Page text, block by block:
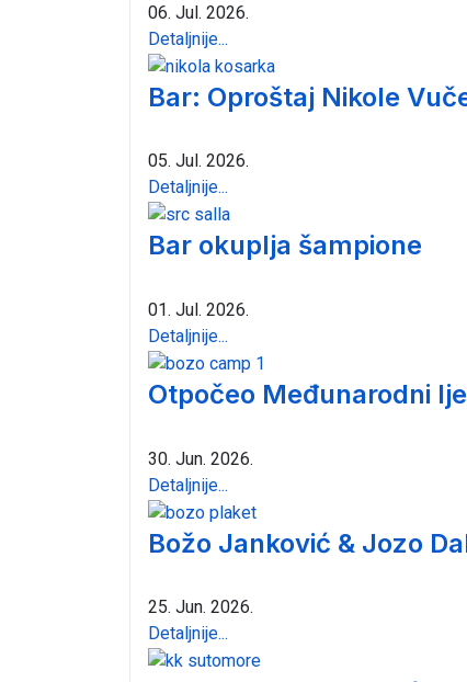
06. Jul. 2026.
Detaljnije...
Bar: Oproštaj Nikole
05. Jul. 2026.
Detaljnije...
Bar okuplja šampione
01. Jul. 2026.
Detaljnije...
Otpočeo Međunarodni
30. Jun. 2026.
Detaljnije...
Božo Janković & Jozo
25. Jun. 2026.
Detaljnije...